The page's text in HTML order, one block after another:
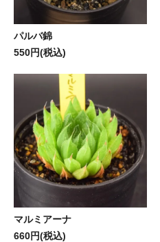
パルバ錦
550円(税込)
マルミアーナ
660円(税込)